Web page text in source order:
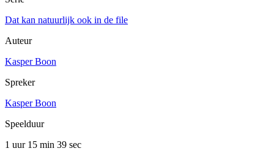
Dat kan natuurlijk ook in de file
Auteur
Kasper Boon
Spreker
Kasper Boon
Speelduur
1 uur 15 min 39 sec